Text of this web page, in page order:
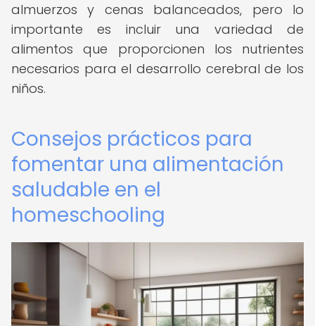
almuerzos y cenas balanceados, pero lo
importante es incluir una variedad de
alimentos que proporcionen los nutrientes
necesarios para el desarrollo cerebral de los
niños.
Consejos prácticos para
fomentar una alimentación
saludable en el
homeschooling